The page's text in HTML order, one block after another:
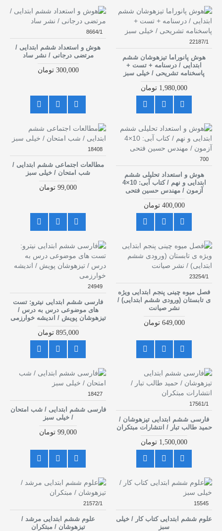
22187/1
هوش پانوراما تیزهوشان ششم
ابتدایی / درسنامه + تست +
پاسخنامه تشریحی / خیلی سبز
1,980,000 تومان
8664/1
هوش و استعداد ششم ابتدایی /
مرتضی درجانی / نشر ساد
300,000 تومان
700
هوش و استعداد تحلیلی ششم
ابتدایی و نهم / کتاب آبی: 10×4
آزمون / مهندس حسین فتحی
400,000 تومان
18408
مطالعات اجتماعی ششم ابتدایی /
شب امتحان / خیلی سبز
99,000 تومان
23254/1
فصل میوه چینی پنجم ابتدایی ویژه
ی تابستان (ورودی ششم ابتدایی) /
نشر صیانت
649,000 تومان
24949
فارسی ششم ابتدایی نیترو: تست
های موضوعی درس به درس /
تیزهوشان پویش / اندیشه خوارزمی
895,000 تومان
17561/1
فارسی ششم ابتدایی تیزهوشان /
حمید طالب تبار / انتشارات مبتکران
1,500,000 تومان
18427
فارسی ششم ابتدایی / شب امتحان
/ خیلی سبز
99,000 تومان
15545
علوم ششم ابتدایی کتاب کار / خیلی
سبز
21572/1
علوم ششم ابتدایی مرشد /
تیزهوشان / مبتکران